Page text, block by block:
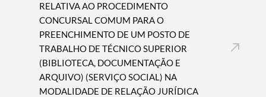
RELATIVA AO PROCEDIMENTO
CONCURSAL COMUM PARA O
PREENCHIMENTO DE UM POSTO DE
TRABALHO DE TÉCNICO SUPERIOR
(BIBLIOTECA, DOCUMENTAÇÃO E
ARQUIVO) (SERVIÇO SOCIAL) NA
MODALIDADE DE RELAÇÃO JURÍDICA